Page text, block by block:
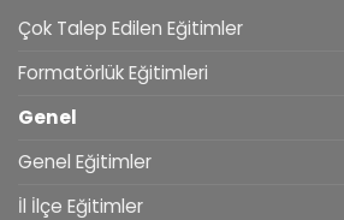
Çok Talep Edilen Eğitimler
Formatörlük Eğitimleri
Genel
Genel Eğitimler
İl İlçe Eğitimler